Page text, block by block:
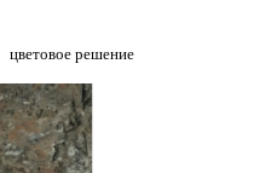
цветовое решение